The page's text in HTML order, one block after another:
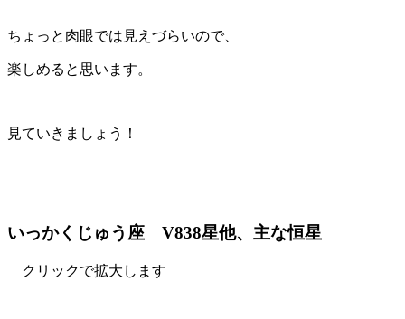
ちょっと肉眼では見えづらいので、
楽しめると思います。
見ていきましょう！
いっかくじゅう座 V838星他、主な恒星
クリックで拡大します